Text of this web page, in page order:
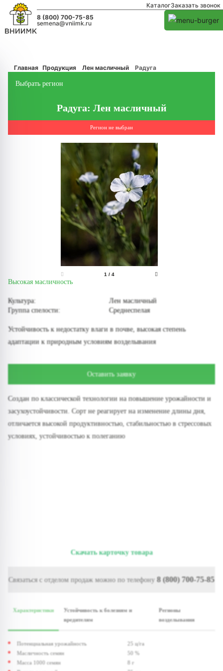
КаталогЗаказать звонок
8 (800) 700-75-85
semena@vniimk.ru
Главная Продукция Лен масличный Радуга
Выбрать регион
Радуга: Лен масличный
Регион не выбран
1 / 4
Высокая масличность
Культура:
Лен масличный
Группа спелости:
Среднеспелая
Устойчивость к недостатку влаги в почве, высокая степень
адаптации к природным условиям возделывания
Оставить заявку
Создан по классической технологии на повышение урожайности и
засухоустойчивости. Сорт не реагирует на изменение длины дня,
отличается высокой продуктивностью, стабильностью в стрессовых
условиях, устойчивостью к полеганию
Скачать карточку товара
Связаться с отделом продаж можно по телефону 8 (800) 700-75-85
Характеристики
Устойчивость к болезням и
вредителям
Регионы
возделывания
Потенциальная урожайность
25 ц/га
Масличность семян
50 %
Масса 1000 семян
8 г